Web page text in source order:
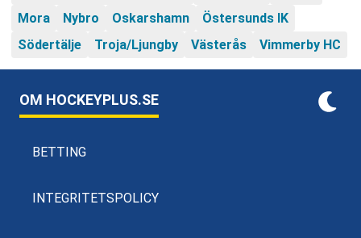
Mora
Nybro Oskarshamn
Östersunds IK
Södertälje
Troja/Ljungby Västerås Vimmerby HC
OM HOCKEYPLUS.SE
BETTING
INTEGRITETSPOLICY